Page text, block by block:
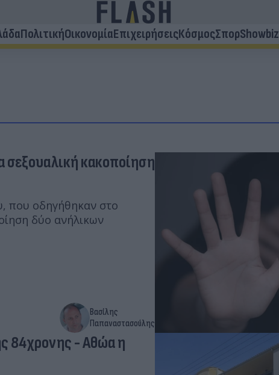
ΠολιτικήΟικονομίαΕπιχειρήσειςΚόσμοςΣπορShowbiz
σεξουαλική κακοποίηση
που οδηγήθηκαν στο
δύο ανήλικων
Βασίλης
Παπαναστασούλης
84χρονης - Αθώα η